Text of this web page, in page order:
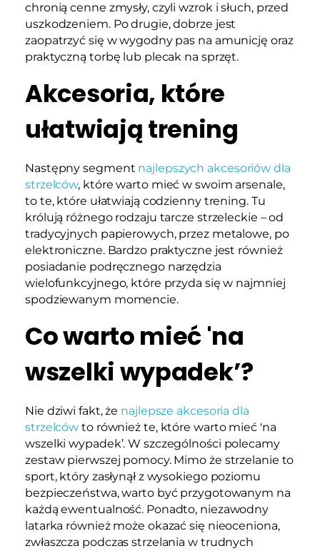
chronią cenne zmysły, czyli wzrok i słuch, przed
uszkodzeniem. Po drugie, dobrze jest
zaopatrzyć się w wygodny pas na amunicję oraz
praktyczną torbę lub plecak na sprzęt.
Akcesoria, które
ułatwiają trening
Następny segment najlepszych akcesoriów dla
strzelców, które warto mieć w swoim arsenale,
to te, które ułatwiają codzienny trening. Tu
królują różnego rodzaju tarcze strzeleckie – od
tradycyjnych papierowych, przez metalowe, po
elektroniczne. Bardzo praktyczne jest również
posiadanie podręcznego narzędzia
wielofunkcyjnego, które przyda się w najmniej
spodziewanym momencie.
Co warto mieć 'na
wszelki wypadek’?
Nie dziwi fakt, że najlepsze akcesoria dla
strzelców to również te, które warto mieć 'na
wszelki wypadek’. W szczególności polecamy
zestaw pierwszej pomocy. Mimo że strzelanie to
sport, który zasłynął z wysokiego poziomu
bezpieczeństwa, warto być przygotowanym na
każdą ewentualność. Ponadto, niezawodny
latarka również może okazać się nieoceniona,
zwłaszcza podczas strzelania w trudnych